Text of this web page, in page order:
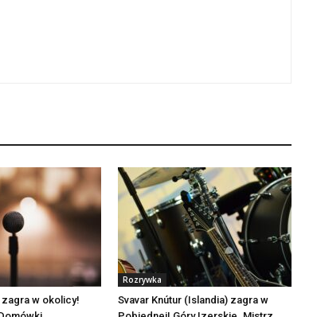
zagra w okolicy!
Rozrywka
Svavar Knútur (Islandia) zagra w